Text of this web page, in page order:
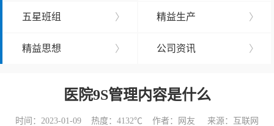
五星班组 〉 精益生产 〉
精益思想 〉 公司资讯 〉
医院9S管理内容是什么
时间：2023-01-09 热度： 4132℃ 作者：网友 来源：互联网